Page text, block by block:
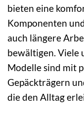
bieten eine
Komponenten
auch längere
bewältigen. Viele
Modelle sind mit
Gepäckträgern
die den Alltag